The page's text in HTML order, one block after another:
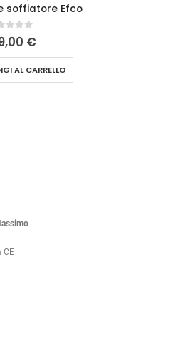
soffiatore Efco
5 €
AL CARRELLO
CE